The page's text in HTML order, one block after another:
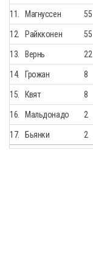
11. Магнуссен 55
12. Райкконен 55
13. Вернь 22
14. Грожан 8
15. Квят 8
16. Мальдонадо 2
17. Бьянки 2